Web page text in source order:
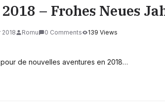
– Frohes Neues
2018 Romu 0 Comments 139 Views
de nouvelles aventures en 2018…